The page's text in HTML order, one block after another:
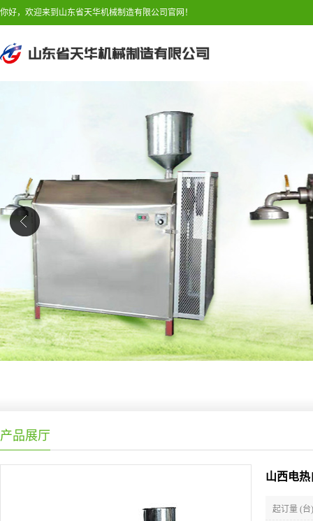
你好，欢迎来到山东省天华机械制造有限公司官网！
产品展厅
山西电
起订量 (台)